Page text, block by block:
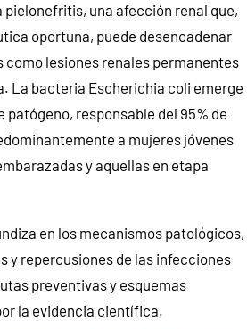
una afección renal que,
oportuna, puede desencadenar
lesiones renales permanentes
La bacteria Escherichia coli emerge
responsable del 95% de
a mujeres jóvenes
y aquellas en etapa
en los mecanismos patológicos,
y repercusiones de las infecciones
preventivas y esquemas
la evidencia científica.